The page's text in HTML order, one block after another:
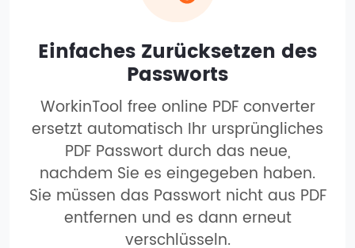
Einfaches Zurücksetzen des
Passworts
WorkinTool free online PDF converter
ersetzt automatisch Ihr ursprüngliches
PDF Passwort durch das neue,
nachdem Sie es eingegeben haben.
Sie müssen das Passwort nicht aus PDF
entfernen und es dann erneut
verschlüsseln.